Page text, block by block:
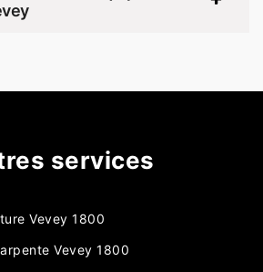
services
Vevey 1800
Vevey 1800